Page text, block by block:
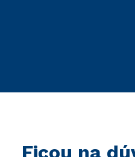
Ficou na